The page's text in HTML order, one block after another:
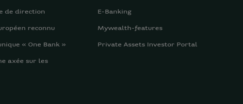
de direction
reconnu
« One Bank »
axée sur les
E-Banking
Mywealth-features
Private Assets Investor Portal